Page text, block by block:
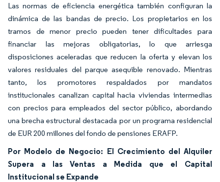
Las normas de eficiencia energética también configuran la
dinámica de las bandas de precio. Los propietarios en los
tramos de menor precio pueden tener dificultades para
financiar las mejoras obligatorias, lo que arriesga
disposiciones aceleradas que reducen la oferta y elevan los
valores residuales del parque asequible renovado. Mientras
tanto, los promotores respaldados por mandatos
institucionales canalizan capital hacia viviendas intermedias
con precios para empleados del sector público, abordando
una brecha estructural destacada por un programa residencial
de EUR 200 millones del fondo de pensiones ERAFP.
Por Modelo de Negocio: El Crecimiento del Alquiler
Supera a las Ventas a Medida que el Capital
Institucional se Expande